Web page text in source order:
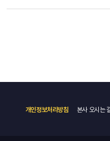
개인정보처리방침 본사 오시는